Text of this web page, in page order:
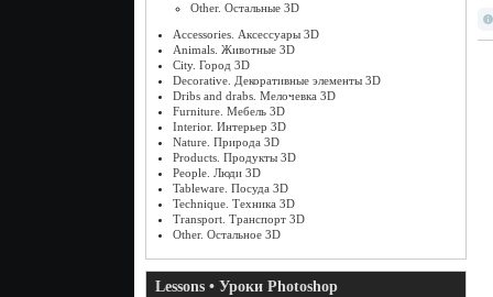
Other. Остальные 3D
Accessories. Аксессуары 3D
Animals. Животные 3D
City. Город 3D
Decorative. Декоративные элементы 3D
Dribs and drabs. Мелочевка 3D
Furniture. Мебель 3D
Interior. Интерьер 3D
Nature. Природа 3D
Products. Продукты 3D
People. Люди 3D
Tableware. Посуда 3D
Technique. Техника 3D
Transport. Транспорт 3D
Other. Остальное 3D
Lessons • Уроки Photoshop